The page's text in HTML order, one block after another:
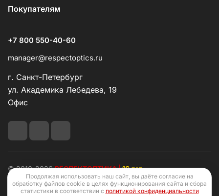
Покупателям
+7 800 550-40-60
manager@respectoptics.ru
г. Санкт-Петербург
ул. Академика Лебедева, 19
Офис
© 2010-2026РЕСПЕКТОПТИКА |16 лет
Продолжая использовать наш сайт, вы даёте согласие на
обработку файлов cookie в целях функционирования сайта и сбора
статистики в соответствии с политикой конфиденциальности